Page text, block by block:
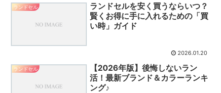
ランドセル
ランドセルを安く買うならいつ？
賢くお得に手に入れるための「買
い時」ガイド
2026.01.20
ランドセル
【2026年版】後悔しないラン
活！最新ブランド＆カラーランキ
ング♪